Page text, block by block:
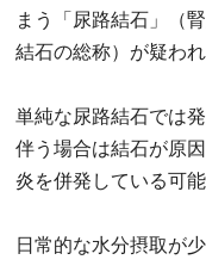
まう「尿路結石」（
結石の総称）が疑われ
単純な尿路結石では
伴う場合は結石が原
炎を併発している可
日常的な水分摂取が